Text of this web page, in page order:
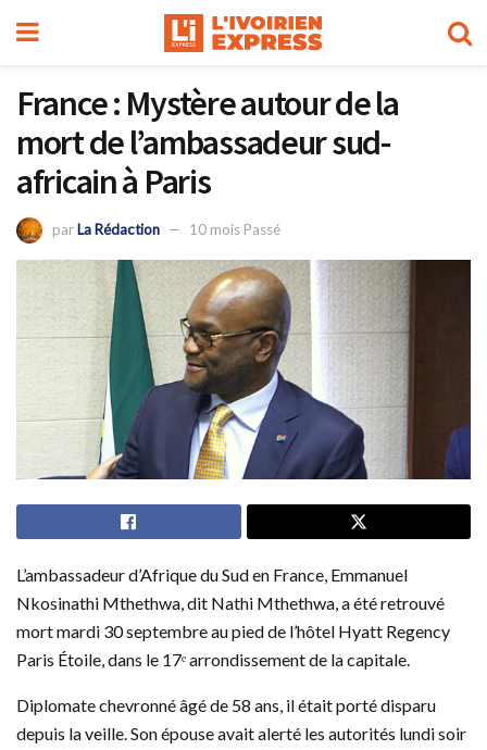
France : Mystère autour de la
mort de l’ambassadeur sud-
africain à Paris
parLa Rédaction 10 mois Passé
L’ambassadeur d’Afrique du Sud en France, Emmanuel
Nkosinathi Mthethwa, dit Nathi Mthethwa, a été retrouvé
mort mardi 30 septembre au pied de l’hôtel Hyatt Regency
Paris Étoile, dans le 17ᵉ arrondissement de la capitale.
Diplomate chevronné âgé de 58 ans, il était porté disparu
depuis la veille. Son épouse avait alerté les autorités lundi soir